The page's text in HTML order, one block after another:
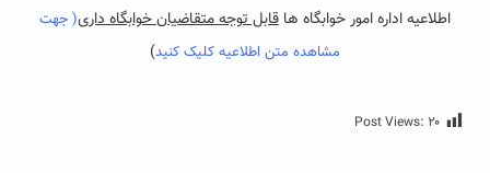
اطلاعیه اداره امور خوابگاه ها قابل توجه متقاضیان خوابگاه داری( جهت
مشاهده متن اطلاعیه کلیک کنید)
Post Views: ۲۰